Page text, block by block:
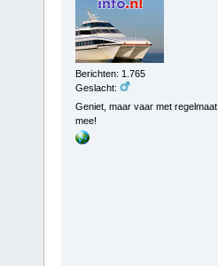
Berichten: 1.765
Geslacht:
Geniet, maar vaar met regelmaat
mee!